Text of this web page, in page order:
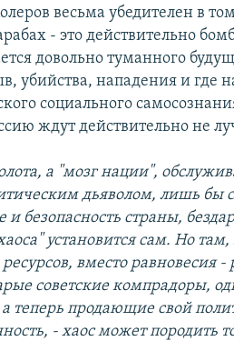
весьма убедителен в
- это действительно
довольно туманного
убийства, нападения и где
социального
ждут действительно не
а "мозг нации",
дьяволом, лишь бы
и безопасность страны,
установится сам. Но
вместо равновесия
советские компрадоры,
теперь продающие свой
- хаос может породить